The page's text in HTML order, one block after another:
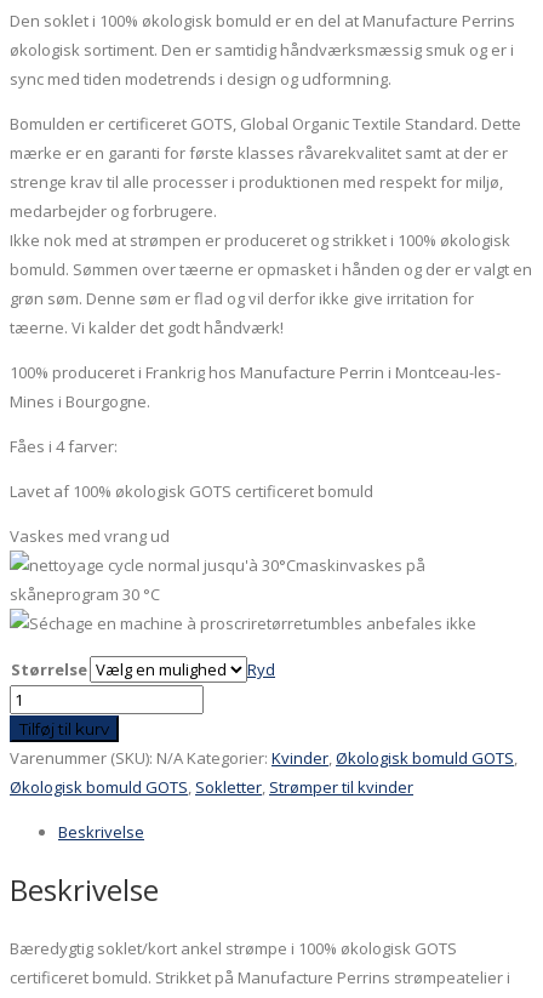
Den soklet i 100% økologisk bomuld er en del at Manufacture Perrins
økologisk sortiment. Den er samtidig håndværksmæssig smuk og er i
sync med tiden modetrends i design og udformning.
Bomulden er certificeret GOTS, Global Organic Textile Standard. Dette
mærke er en garanti for første klasses råvarekvalitet samt at der er
strenge krav til alle processer i produktionen med respekt for miljø,
medarbejder og forbrugere.
Ikke nok med at strømpen er produceret og strikket i 100% økologisk
bomuld. Sømmen over tæerne er opmasket i hånden og der er valgt en
grøn søm. Denne søm er flad og vil derfor ikke give irritation for
tæerne. Vi kalder det godt håndværk!
100% produceret i Frankrig hos Manufacture Perrin i Montceau-les-
Mines i Bourgogne.
Fåes i 4 farver:
Lavet af 100% økologisk GOTS certificeret bomuld
Vaskes med vrang ud
maskinvaskes på
skåneprogram 30 °C
tørretumbles anbefales ikke
Størrelse
Ryd
Økologiske
GOTS
certificeret
100%
blå
Tilføj til kurv
Varenummer (SKU): N/A Kategorier: Kvinder Økologisk bomuld GOTS
Økologisk bomuld GOTS Sokletter Strømper til kvinder
Beskrivelse
Beskrivelse
Bæredygtig soklet/kort ankel strømpe i 100% økologisk GOTS
certificeret bomuld. Strikket på Manufacture Perrins strømpeatelier i